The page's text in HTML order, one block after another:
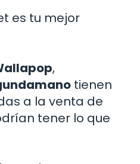
es tu mejor
,
tienen
a la venta de
tener lo que